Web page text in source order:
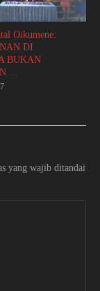
Oikumene:
DI
BUKAN
...
yang wajib ditandai